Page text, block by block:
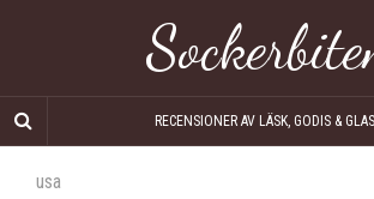
RECENSIONER AV LÄSK, GODIS &
usa